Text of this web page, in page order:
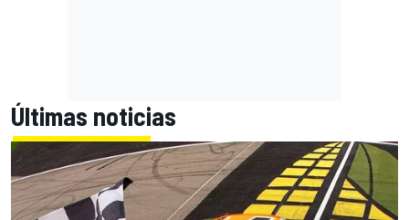
Últimas noticias